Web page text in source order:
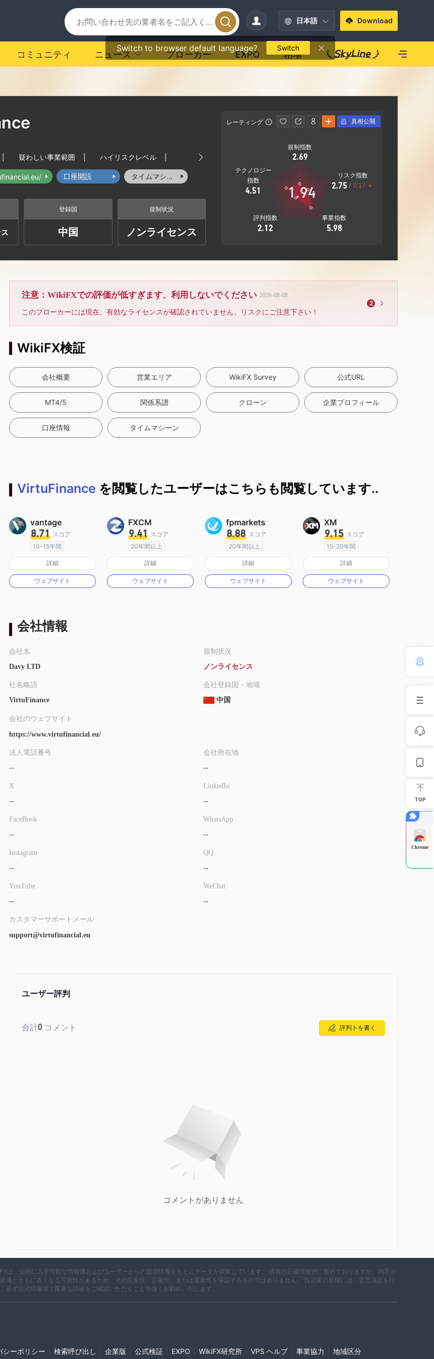
日本語
Switch to browser default language? Switch
Download
コミュニティ ニュース ブローカー EXPO 相場
疑わしい事業範囲 ハイリスクレベル
口座開設 タイムマシーン
登録国
中国
規制状況
ノンライセンス
レーティング
規制指数
2.69
テクノロジー
指数
4.51
評判指数
2.12
事業指数
5.98
リスク指数
2.75 / 0.17
1.94
真相公開
注意：WikiFXでの評価が低すぎます、利用しないでください 2026-08-08
このブローカーには現在、有効なライセンスが確認されていません。リスクにご注意下さい！
2
WikiFX検証
会社概要 営業エリア WikiFX Survey 公式URL
MT4/5 関係系譜 クローン 企業プロフィール
口座情報 タイムマシーン
VirtuFinance を閲覧したユーザーはこちらも閲覧しています..
vantage
8.71 スコア
10-15年間
オーストラリア規制
マーケットメイキングライセンス（MM）
詳細
ウェブサイト
FXCM
9.41 スコア
20年間以上
オーストラリア規制
マーケットメイキングライセンス（MM）
詳細
ウェブサイト
fpmarkets
8.88 スコア
20年間以上
オーストラリア規制
マーケットメイキングライセンス（MM）
詳細
ウェブサイト
XM
9.15 スコア
15-20年間
オーストラリア規制
マーケットメイキングライセンス（MM）
詳細
ウェブサイト
会社情報
会社名
Davy LTD
社名略語
VirtuFinance
規制状況
ノンライセンス
会社登録国・地域
中国
会社のウェブサイト
https://www.virtufinancial.eu/
法人電話番号
--
X
--
FaceBook
--
Instagram
--
YouTube
--
会社所在地
--
LinkedIn
--
WhatsApp
--
QQ
--
WeChat
--
カスタマーサポートメール
support@virtufinancial.eu
ユーザー評判
合計0 コメント 評判トを書く
コメントがありません
TOP
Chrome
は、公的に入手可能な情報源およびユーザーからの提供情報をもとにデータを収集しています。 情報の正確性維持に努めておりますが、内容が
過とともに古くなる可能性があるため、その完全性、正確性、または最新性を保証するものではありません。 投資家の皆様には、意思決定を行
必ず公式情報源で重要な詳細をご確認いただくことを強くお勧めいたします。
シーポリシー 検索呼び出し 企業版 公式検証 EXPO WikiFX研究所 VPS ヘルプ 事業協力 地域区分